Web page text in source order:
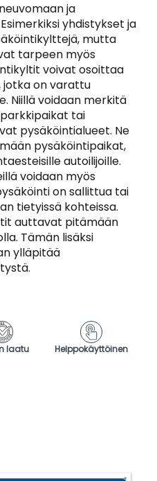
ja
yhdistykset ja
mutta
tarpeen myös
voivat osoittaa
jotka on varattu
Niillä voidaan merkitä
tai
pysäköintialueet. Ne
pysäköintipaikat,
autoilijoille.
voidaan myös
on sallittua tai
tietyissä kohteissa.
auttavat pitämään
Tämän lisäksi
ylläpitää
laatu Helppokäyttöinen